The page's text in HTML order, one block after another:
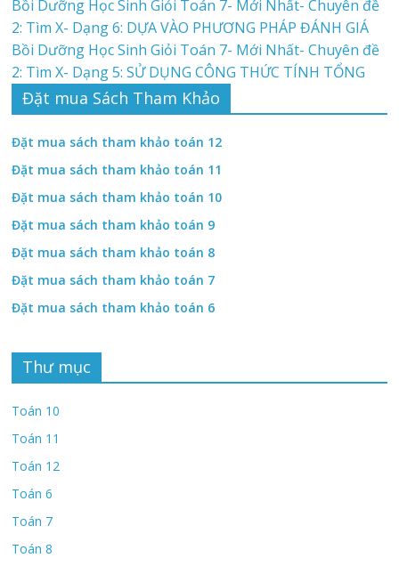
Bồi Dưỡng Học Sinh Giỏi Toán 7- Mới Nhất- Chuyên đề
2: Tìm X- Dạng 6: DỰA VÀO PHƯƠNG PHÁP ĐÁNH GIÁ
Bồi Dưỡng Học Sinh Giỏi Toán 7- Mới Nhất- Chuyên đề
2: Tìm X- Dạng 5: SỬ DỤNG CÔNG THỨC TÍNH TỔNG
Đặt mua Sách Tham Khảo
Đặt mua sách tham khảo toán 12
Đặt mua sách tham khảo toán 11
Đặt mua sách tham khảo toán 10
Đặt mua sách tham khảo toán 9
Đặt mua sách tham khảo toán 8
Đặt mua sách tham khảo toán 7
Đặt mua sách tham khảo toán 6
Thư mục
Toán 10
Toán 11
Toán 12
Toán 6
Toán 7
Toán 8